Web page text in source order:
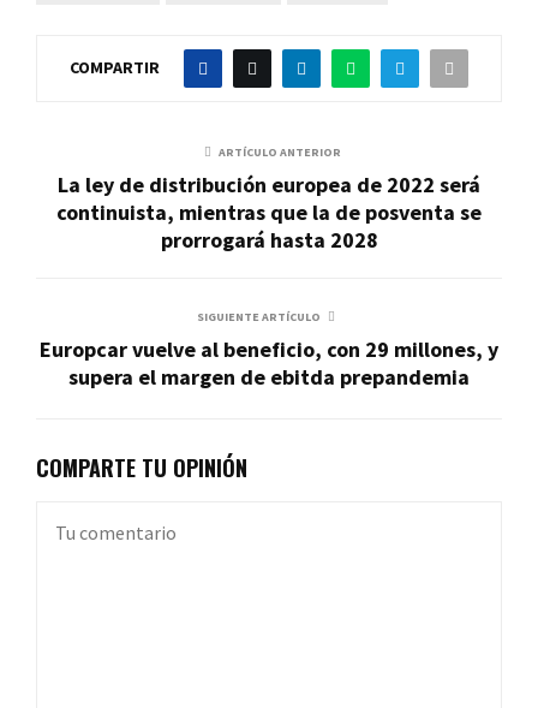
COMPARTIR
ARTÍCULO ANTERIOR
La ley de distribución europea de 2022 será
continuista, mientras que la de posventa se
prorrogará hasta 2028
SIGUIENTE ARTÍCULO
Europcar vuelve al beneficio, con 29 millones, y
supera el margen de ebitda prepandemia
COMPARTE TU OPINIÓN